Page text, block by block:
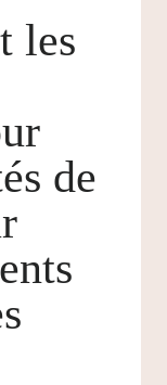
les
de